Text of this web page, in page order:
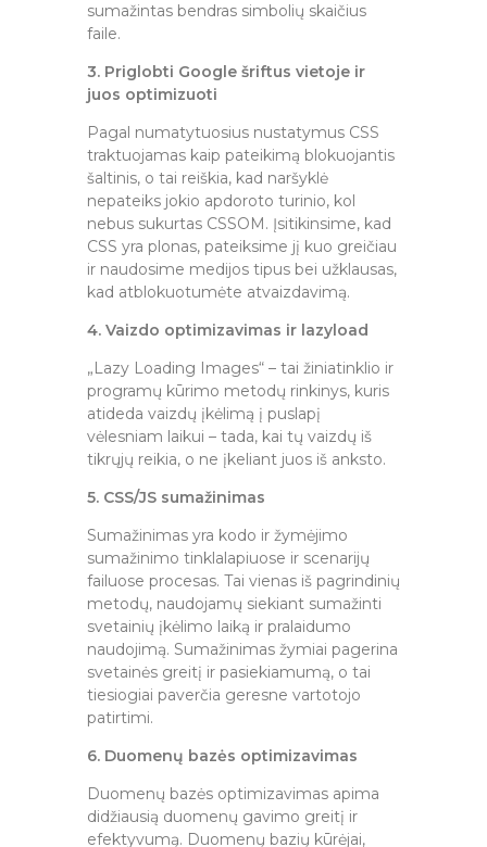
sumažintas bendras simbolių skaičius
faile.
3. Priglobti Google šriftus vietoje ir
juos optimizuoti
Pagal numatytuosius nustatymus CSS
traktuojamas kaip pateikimą blokuojantis
šaltinis, o tai reiškia, kad naršyklė
nepateiks jokio apdoroto turinio, kol
nebus sukurtas CSSOM. Įsitikinsime, kad
CSS yra plonas, pateiksime jį kuo greičiau
ir naudosime medijos tipus bei užklausas,
kad atblokuotumėte atvaizdavimą.
4. Vaizdo optimizavimas ir lazyload
„Lazy Loading Images“ – tai žiniatinklio ir
programų kūrimo metodų rinkinys, kuris
atideda vaizdų įkėlimą į puslapį
vėlesniam laikui – tada, kai tų vaizdų iš
tikrųjų reikia, o ne įkeliant juos iš anksto.
5. CSS/JS sumažinimas
Sumažinimas yra kodo ir žymėjimo
sumažinimo tinklalapiuose ir scenarijų
failuose procesas. Tai vienas iš pagrindinių
metodų, naudojamų siekiant sumažinti
svetainių įkėlimo laiką ir pralaidumo
naudojimą. Sumažinimas žymiai pagerina
svetainės greitį ir pasiekiamumą, o tai
tiesiogiai paverčia geresne vartotojo
patirtimi.
6. Duomenų bazės optimizavimas
Duomenų bazės optimizavimas apima
didžiausią duomenų gavimo greitį ir
efektyvumą. Duomenų bazių kūrėjai,